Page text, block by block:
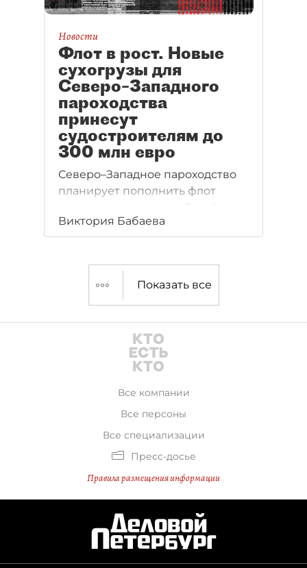
Новости
Флот в рост. Новые
сухогрузы для
Северо–Западного
пароходства
принесут
судостроителям до
300 млн евро
Северо–Западное пароходство
планирует пополнить флот
заказ принесет судостроителям
сотни миллионов евро.
Виктория Бабаева
Показать все
Все компании
Все персоны
Все специализации
Пресс-досье
Правила размещения информации